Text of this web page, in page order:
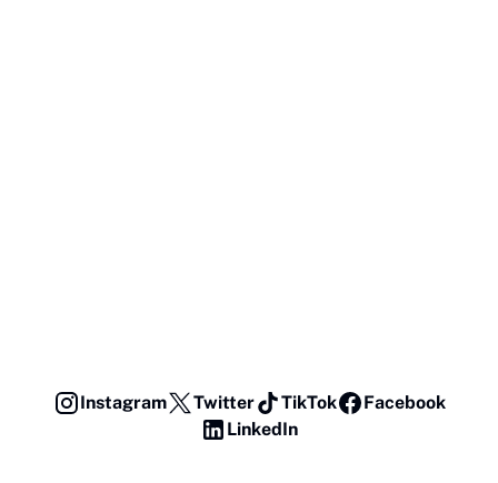
Instagram Twitter TikTok
Facebook
LinkedIn